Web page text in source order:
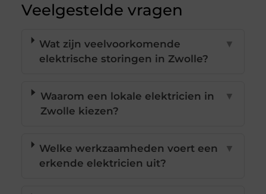
Veelgestelde vragen
Wat zijn veelvoorkomende
elektrische storingen in Zwolle?
▼
Waarom een lokale elektricien in
Zwolle kiezen?
▼
Welke werkzaamheden voert een
erkende elektricien uit?
▼